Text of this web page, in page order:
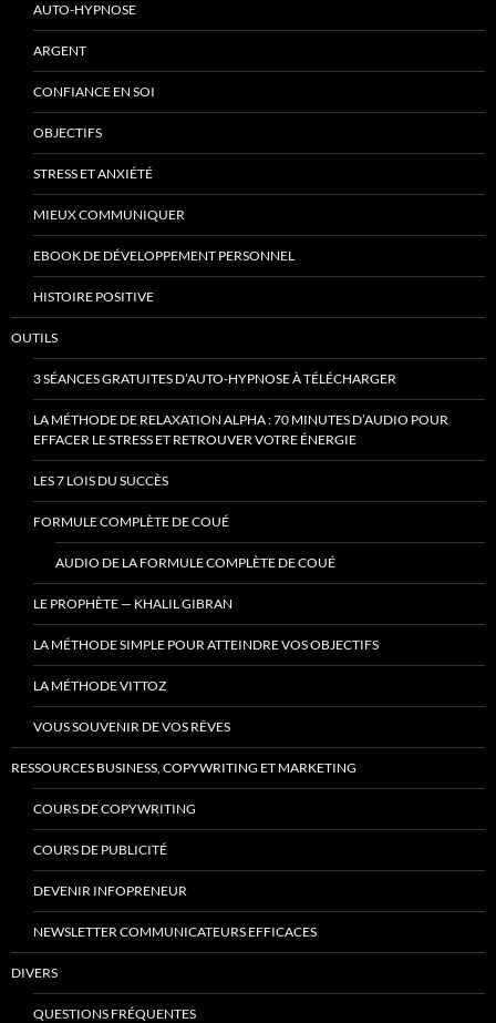
AUTO-HYPNOSE
ARGENT
CONFIANCE EN SOI
OBJECTIFS
STRESS ET ANXIÉTÉ
MIEUX COMMUNIQUER
EBOOK DE DÉVELOPPEMENT PERSONNEL
HISTOIRE POSITIVE
OUTILS
3 SÉANCES GRATUITES D’AUTO-HYPNOSE À TÉLÉCHARGER
LA MÉTHODE DE RELAXATION ALPHA : 70 MINUTES D’AUDIO POUR
EFFACER LE STRESS ET RETROUVER VOTRE ÉNERGIE
LES 7 LOIS DU SUCCÈS
FORMULE COMPLÈTE DE COUÉ
AUDIO DE LA FORMULE COMPLÈTE DE COUÉ
LE PROPHÈTE — KHALIL GIBRAN
LA MÉTHODE SIMPLE POUR ATTEINDRE VOS OBJECTIFS
LA MÉTHODE VITTOZ
VOUS SOUVENIR DE VOS RÊVES
RESSOURCES BUSINESS, COPYWRITING ET MARKETING
COURS DE COPYWRITING
COURS DE PUBLICITÉ
DEVENIR INFOPRENEUR
NEWSLETTER COMMUNICATEURS EFFICACES
DIVERS
QUESTIONS FRÉQUENTES